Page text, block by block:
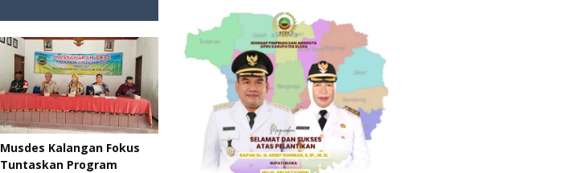
Musdes Kalangan Fokus
Tuntaskan Program